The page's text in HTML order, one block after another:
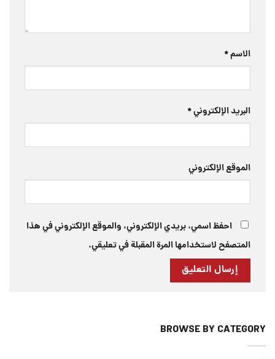
الاسم*
البريد الإلكتروني*
الموقع الإلكتروني
احفظ اسمي، بريدي الإلكتروني، والموقع الإلكتروني في هذا
المتصفح لاستخدامها المرة المقبلة في تعليقي.
BROWSE BY CATEGORY